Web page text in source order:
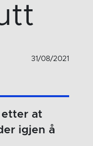
31/08/2021
etter at
igjen å